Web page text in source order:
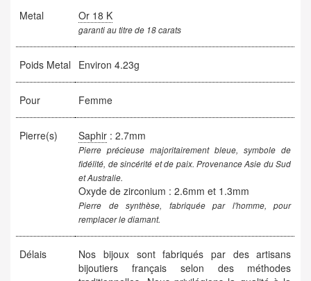
Metal Or 18 K
garanti au titre de 18 carats
Poids Metal Environ 4.23g
Pour Femme
Pierre(s) Saphir : 2.7mm
Pierre précieuse majoritairement bleue, symbole de
fidélité, de sincérité et de paix. Provenance Asie du Sud
et Australie.
Oxyde de zirconium : 2.6mm et 1.3mm
Pierre de synthèse, fabriquée par l'homme, pour
remplacer le diamant.
Délais
Nos bijoux sont fabriqués par des artisans
bijoutiers français selon des méthodes